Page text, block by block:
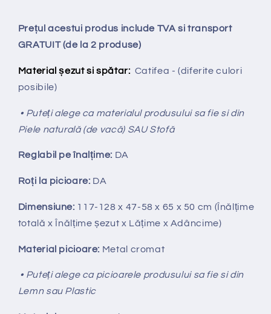
Prețul acestui produs include TVA si transport
GRATUIT (de la 2 produse)
Material șezut si spătar: Catifea - (diferite culori
posibile)
• Puteți alege ca materialul produsului sa fie si din
Piele naturală (de vacă) SAU Stofă
Reglabil peînal țime: DA
Roți la picioare: DA
Dimensiune: 117-128x 47-58 x 65 x 50 cm (Înălțime
totală x Înălțimeșezut x Lățime x Adâncime)
Material picioare: Metal cromat
• Puteți alege ca picioarele produsului sa fie si din
Lemn sau Plastic